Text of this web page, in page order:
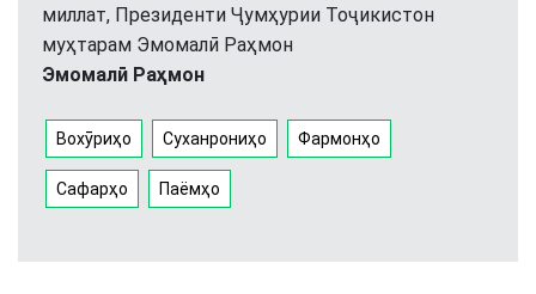
миллат, Президенти Ҷумҳурии Тоҷикистон
муҳтарам Эмомалӣ Раҳмон
Эмомалӣ Раҳмон
Вохӯриҳо Суханрониҳо Фармонҳо
Сафарҳо Паёмҳо